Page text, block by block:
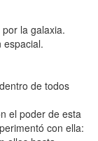
la galaxia.
espacial.
de todos
el poder de esta
con ella: